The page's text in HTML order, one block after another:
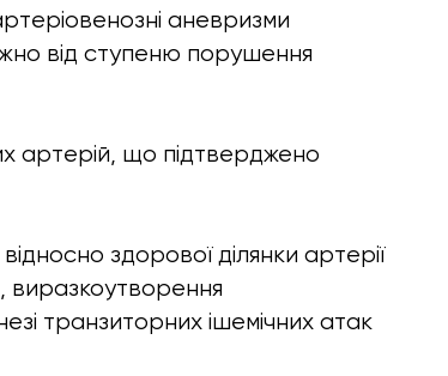
аневризми
від ступеню порушення
артерій, що підтверджено
здорової ділянки артерії
виразкоутворення
транзиторних ішемічних атак